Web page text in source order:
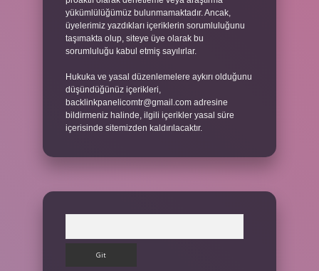
yükümlülüğümüz bulunmamaktadır. Ancak,
üyelerimiz yazdıkları içeriklerin sorumluluğunu
taşımakta olup, siteye üye olarak bu
sorumluluğu kabul etmiş sayılırlar.
Hukuka ve yasal düzenlemelere aykırı olduğunu
düşündüğünüz içerikleri,
backlinkpanelicomtr@gmail.com adresine
bildirmeniz halinde, ilgili içerikler yasal süre
içerisinde sitemizden kaldırılacaktır.